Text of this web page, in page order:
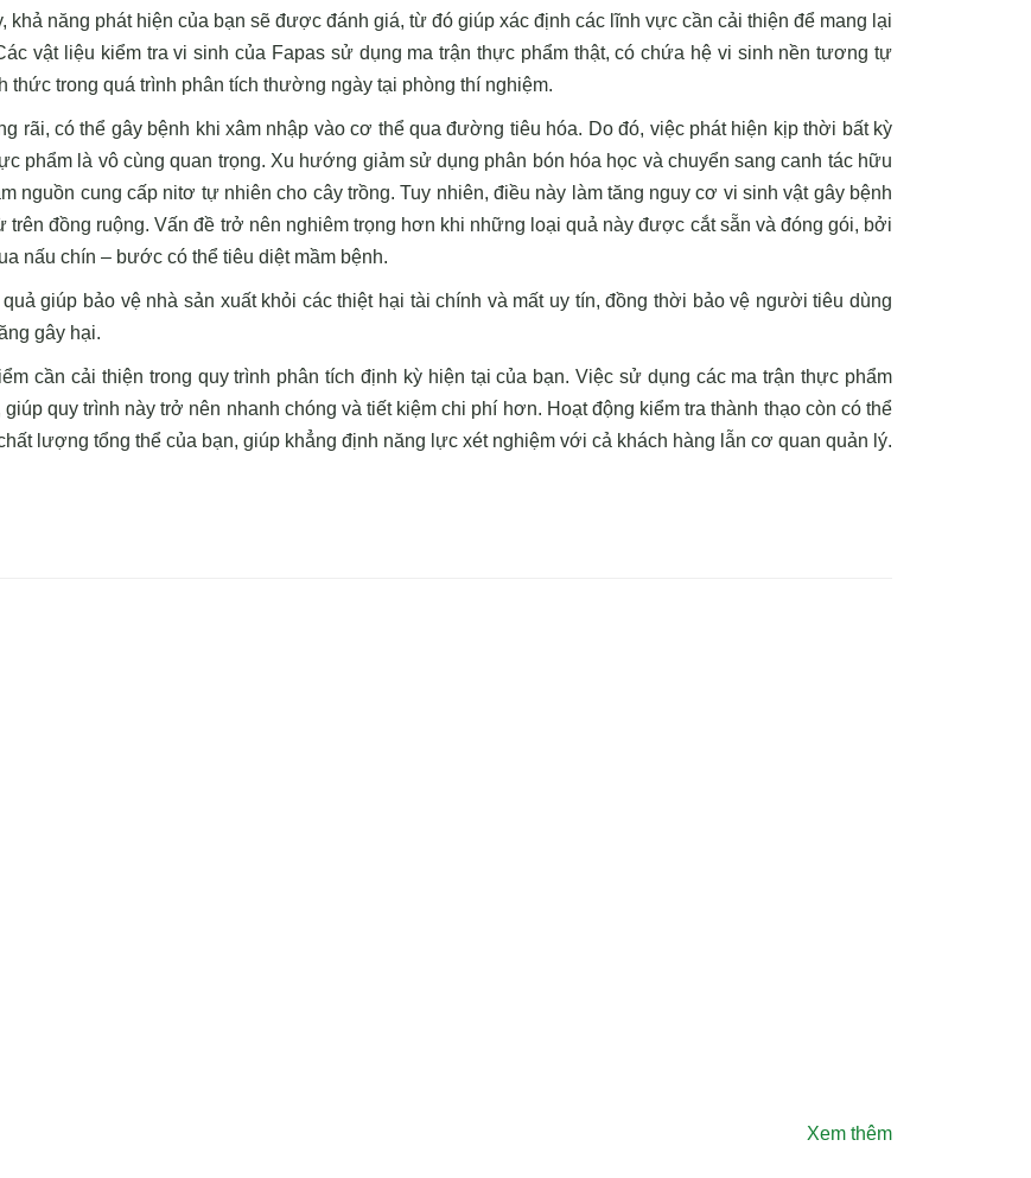
năng phát hiện của bạn sẽ được đánh giá, từ đó giúp xác định các lĩnh vực cần cải thiện để mang lại
vật liệu kiểm tra vi sinh của Fapas sử dụng ma trận thực phẩm thật, có chứa hệ vi sinh nền tương tự
trong quá trình phân tích thường ngày tại phòng thí nghiệm.
rãi, có thể gây bệnh khi xâm nhập vào cơ thể qua đường tiêu hóa. Do đó, việc phát hiện kịp thời bất kỳ
phẩm là vô cùng quan trọng. Xu hướng giảm sử dụng phân bón hóa học và chuyển sang canh tác hữu
nguồn cung cấp nitơ tự nhiên cho cây trồng. Tuy nhiên, điều này làm tăng nguy cơ vi sinh vật gây bệnh
trên đồng ruộng. Vấn đề trở nên nghiêm trọng hơn khi những loại quả này được cắt sẵn và đóng gói, bởi
nấu chín – bước có thể tiêu diệt mầm bệnh.
giúp bảo vệ nhà sản xuất khỏi các thiệt hại tài chính và mất uy tín, đồng thời bảo vệ người tiêu dùng
gây hại.
cần cải thiện trong quy trình phân tích định kỳ hiện tại của bạn. Việc sử dụng các ma trận thực phẩm
quy trình này trở nên nhanh chóng và tiết kiệm chi phí hơn. Hoạt động kiểm tra thành thạo còn có thể
lượng tổng thể của bạn, giúp khẳng định năng lực xét nghiệm với cả khách hàng lẫn cơ quan quản lý.
Xem thêm